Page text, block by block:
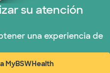
su atención
una experiencia de
MyBSWHealth
en ventana nueva)